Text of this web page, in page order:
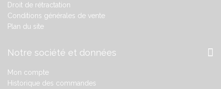
Droit de rétractation
Conditions générales de vente
Plan du site
Notre société et données
Mon compte
Historique des commandes